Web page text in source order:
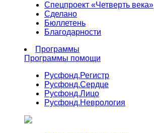
Спецпроект «Четверть века»
Сделано
Бюллетень
Благодарности
Программы
Программы помощи
Русфонд.Регистр
Русфонд.Сердце
Русфонд.Лицо
Русфонд.Неврология